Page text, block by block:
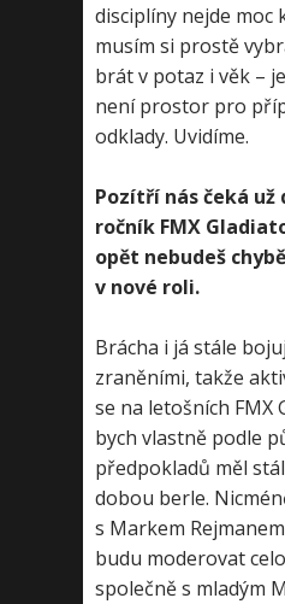
disciplíny nejde moc
musím si prostě
brát v potaz i věk –
není prostor pro
odklady. Uvidíme.
Pozítří nás čeká už
ročník FMX
opět nebudeš
v nové roli.
Brácha i já stále
zraněními, takže
se na letošních FMX
bych vlastně podle
předpokladů měl
dobou berle.
s Markem
budu moderovat
společně s mladým